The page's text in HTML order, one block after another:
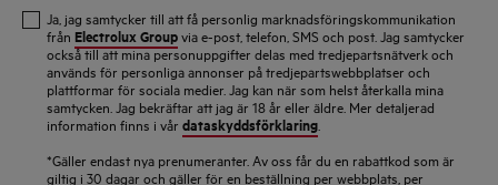
postadress
Ja, jag samtycker till att få personlig marknadsföringskommunikation
från Electrolux Groupvia e-post, telefon, SMS och post. Jag samtycker
också till att mina personuppgifter delas med tredjepartsnätverk och
används för personliga annonser på tredjepartswebbplatser och
plattformar för sociala medier. Jag kan när som helst återkalla mina
samtycken. Jag bekräftar att jag är 18 år eller äldre. Mer detaljerad
information finns i vår dataskyddsförklaring
*Gäller endast nya prenumeranter. Av oss får du en rabattkod som är
giltig i 30 dagar och gäller för en beställning per webbplats, per